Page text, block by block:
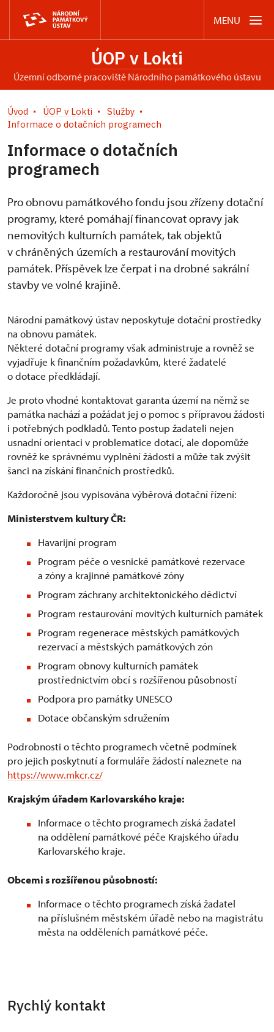
MENU
ÚOP v Lokti
územní odborné pracoviště Národního památkového ústavu
Úvod ÚOP v Lokti
Služby
Informace o dotačních programech
Informace o dotačních
programech
Pro obnovu památkového fondu jsou zřízeny dotační
programy, které pomáhají financovat opravy jak
nemovitých kulturních památek, tak objektů
v chráněných územích a restaurování movitých
památek. Příspěvek lze čerpat i na drobné sakrální
stavby ve volné krajině.
Národní památkový ústav neposkytuje dotační prostředky
na obnovu památek.
Některé dotační programy však administruje a rovněž se
vyjadřuje k finančním požadavkům, které žadatelé
o dotace předkládají.
Je proto vhodné kontaktovat garanta území na němž se
památka nachází a požádat jej o pomoc s přípravou žádosti
i potřebných podkladů. Tento postup žadateli nejen
usnadní orientaci v problematice dotací, ale dopomůže
rovněž ke správnému vyplnění žádosti a může tak zvýšit
šanci na získání finančních prostředků.
Každoročně jsou vypisována výběrová dotační řízení:
Ministerstvem kultury ČR:
Havarijní program
Program péče o vesnické památkové rezervace
a zóny a krajinné památkové zóny
Program záchrany architektonického dědictví
Program restaurování movitých kulturních památek
Program regenerace městských památkových
rezervací a městských památkových zón
Program obnovy kulturních památek
prostřednictvím obcí s rozšířenou působností
Podpora pro památky UNESCO
Dotace občanským sdružením
Podrobnosti o těchto programech včetně podmínek
pro jejich poskytnutí a formuláře žádostí naleznete na
https://www.mkcr.cz/
Krajským úřadem Karlovarského kraje:
Informace o těchto programech získá žadatel
na oddělení památkové péče Krajského úřadu
Karlovarského kraje.
Obcemi s rozšířenou působností:
Informace o těchto programech získá žadatel
na příslušném městském úřadě nebo na magistrátu
města na odděleních památkové péče.
Rychlý kontakt